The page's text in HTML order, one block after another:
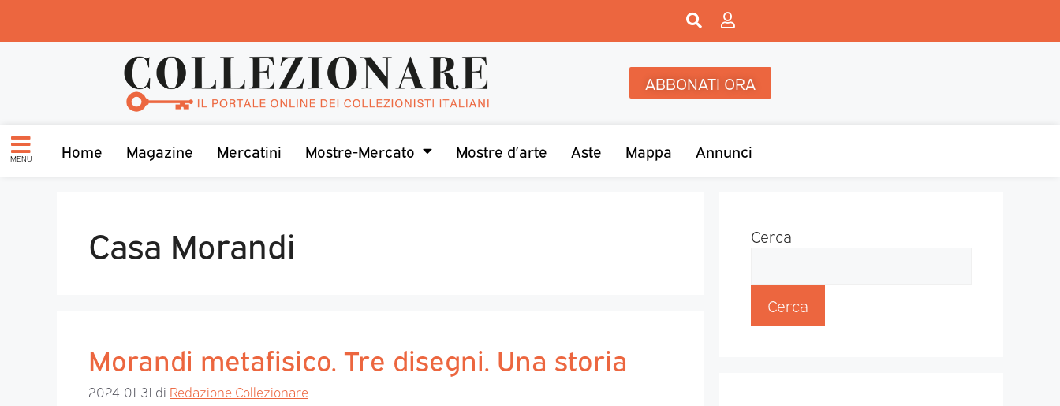
ABBONATI ORA
MENU Home Magazine Mercatini Mostre-Mercato Mostre d’arte Aste Mappa Annunci
Casa Morandi
Morandi metafisico. Tre disegni. Una storia
2024-01-31 di Redazione Collezionare
Cerca
Cerca